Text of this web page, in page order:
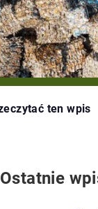
ten wpis
Ostatnie